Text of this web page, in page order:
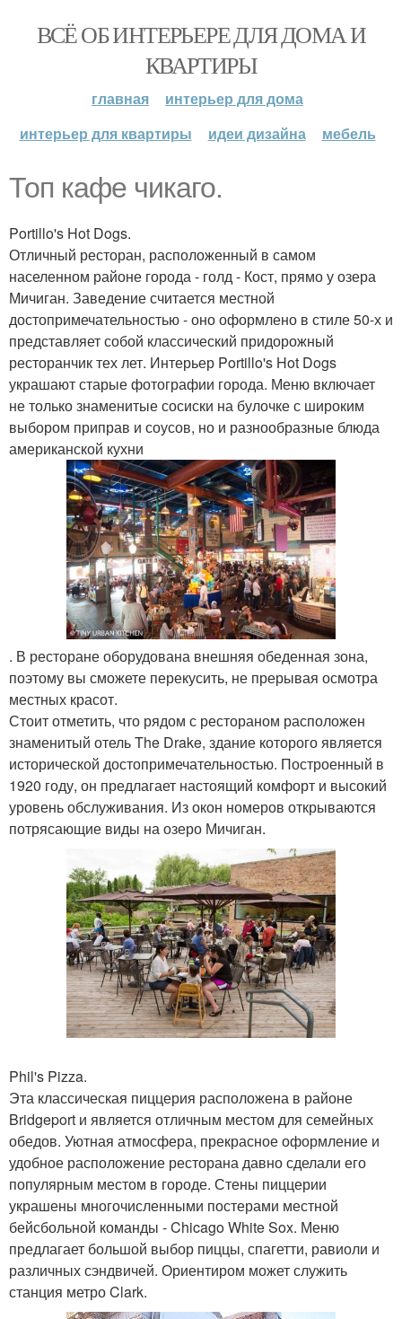
ВСЁ ОБ ИНТЕРЬЕРЕ ДЛЯ ДОМА И
КВАРТИРЫ
главная
интерьер для дома
интерьер для квартиры
идеи дизайна мебель
Топ кафе чикаго.
Portillo's Hot Dogs.
Отличный ресторан, расположенный в самом
населенном районе города - голд - Кост, прямо у озера
Мичиган. Заведение считается местной
достопримечательностью - оно оформлено в стиле 50-х и
представляет собой классический придорожный
ресторанчик тех лет. Интерьер Portillo's Hot Dogs
украшают старые фотографии города. Меню включает
не только знаменитые сосиски на булочке с широким
выбором приправ и соусов, но и разнообразные блюда
американской кухни
. В ресторане оборудована внешняя обеденная зона,
поэтому вы сможете перекусить, не прерывая осмотра
местных красот.
Стоит отметить, что рядом с рестораном расположен
знаменитый отель The Drake, здание которого является
исторической достопримечательностью. Построенный в
1920 году, он предлагает настоящий комфорт и высокий
уровень обслуживания. Из окон номеров открываются
потрясающие виды на озеро Мичиган.
Phil's Pizza.
Эта классическая пиццерия расположена в районе
Bridgeport и является отличным местом для семейных
обедов. Уютная атмосфера, прекрасное оформление и
удобное расположение ресторана давно сделали его
популярным местом в городе. Стены пиццерии
украшены многочисленными постерами местной
бейсбольной команды - Chicago White Sox. Меню
предлагает большой выбор пиццы, спагетти, равиоли и
различных сэндвичей. Ориентиром может служить
станция метро Clark.